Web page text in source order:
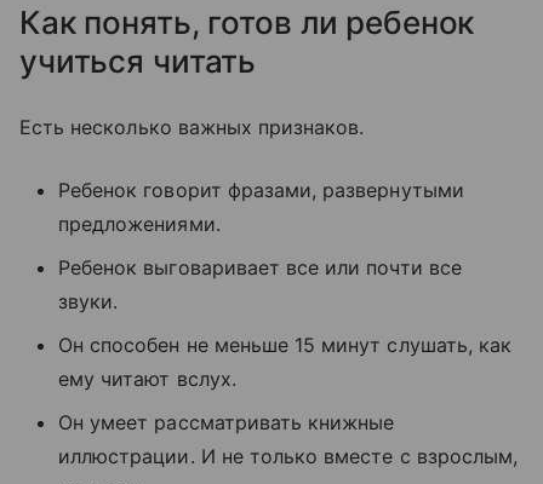
Как понять, готов ли ребенок
учиться читать
Есть несколько важных признаков.
Ребенок говорит фразами, развернутыми
предложениями.
Ребенок выговаривает все или почти все
звуки.
Он способен не меньше 15 минут слушать, как
ему читают вслух.
Он умеет рассматривать книжные
иллюстрации. И не только вместе с взрослым,